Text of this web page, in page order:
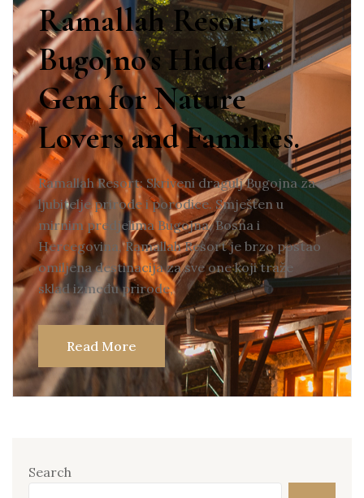
Ramallah Resort:
Bugojno’s Hidden
Gem for Nature
Lovers and Families.
Ramallah Resort: Skriveni dragulj Bugojna za
ljubitelje prirode i porodice. Smješten u
mirnim predjelima Bugojna, Bosna i
Hercegovina, Ramallah Resort je brzo postao
omiljena destinacija za sve one koji traže
sklad između prirode,
Read More
Search